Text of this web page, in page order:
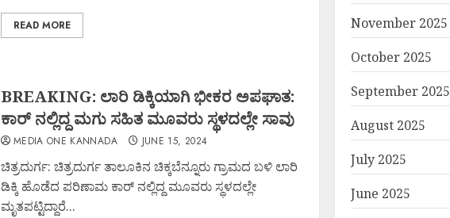
READ MORE
BREAKING: ಲಾರಿ ಡಿಕ್ಕಿಯಾಗಿ ಭೀಕರ ಅಪಘಾತ:
ಕಾರ್ ನಲ್ಲಿದ್ದ ಮಗು ಸಹಿತ ಮೂವರು ಸ್ಥಳದಲ್ಲೇ ಸಾವು
MEDIA ONE KANNADA JUNE 15, 2024
ಚಿತ್ರದುರ್ಗ: ಚಿತ್ರದುರ್ಗ ತಾಲೂಕಿನ ಚಿಕ್ಕಬೆನ್ನೂರು ಗ್ರಾಮದ ಬಳಿ ಲಾರಿ
ಡಿಕ್ಕಿ ಹೊಡೆದ ಪರಿಣಾಮ ಕಾರ್ ನಲ್ಲಿದ್ದ ಮೂವರು ಸ್ಥಳದಲ್ಲೇ
ಮೃತಪಟ್ಟಿದ್ದಾರೆ...
November 2025
October 2025
September 2025
August 2025
July 2025
June 2025